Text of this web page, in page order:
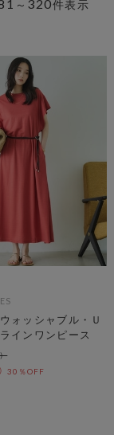
～ 320件表示
ォッシャブル・Ｕ
インワンピース
30％OFF